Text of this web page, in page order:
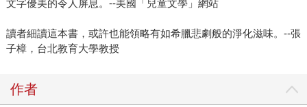
文字優美的令人屏息。--美國「兒童文學」網站
讀者細讀這本書，或許也能領略有如希臘悲劇般的淨化滋味。--張
子樟，台北教育大學教授
作者